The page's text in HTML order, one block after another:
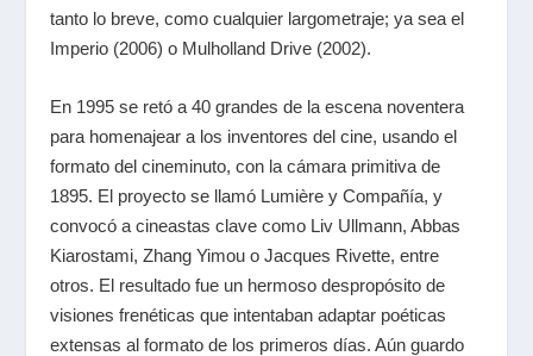
tanto lo breve, como cualquier largometraje; ya sea el
Imperio (2006) o Mulholland Drive (2002).
En 1995 se retó a 40 grandes de la escena noventera
para homenajear a los inventores del cine, usando el
formato del cineminuto, con la cámara primitiva de
1895. El proyecto se llamó Lumière y Compañía, y
convocó a cineastas clave como Liv Ullmann,Abbas
Kiarostami,Zhang Yimou oJacques Rivette, entre
otros. El resultado fue un hermoso despropósito de
visiones frenéticas que intentaban adaptar poéticas
extensas al formato de los primeros días. Aún guardo